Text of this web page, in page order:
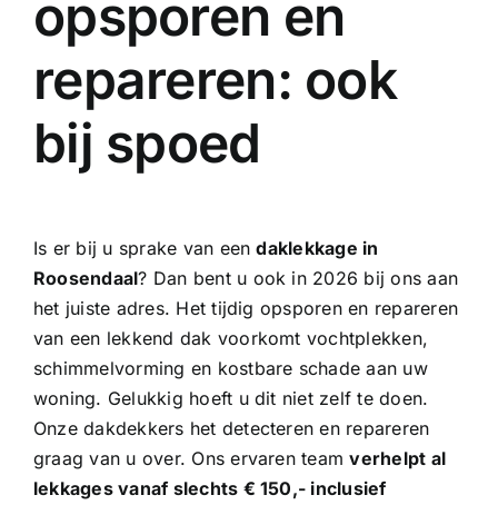
opsporen en
repareren: ook
bij spoed
Is er bij u sprake van eendaklekkage in
Roosendaal? Dan bent u ook in 2026 bij ons aan
het juiste adres. Het tijdig opsporen en repareren
van een lekkend dak voorkomt vochtplekken,
schimmelvorming en kostbare schade aan uw
woning. Gelukkig hoeft u dit niet zelf te doen.
Onzedakdekkers het detecteren en repareren
graag van u over. Ons ervaren teamverhelpt al
lekkages vanaf slechts € 150,- inclusief